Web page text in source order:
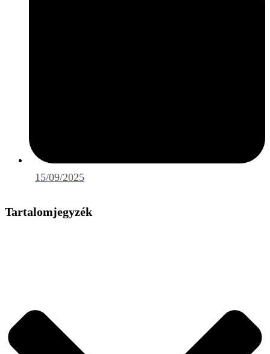
15/09/2025
Tartalomjegyzék